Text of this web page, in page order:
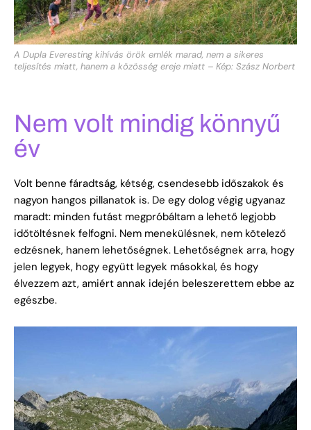
A Dupla Everesting kihívás örök emlék marad, nem a sikeres
teljesítés miatt, hanem a közösség ereje miatt – Kép: Szász Norbert
Nem volt mindig könnyű
év
Volt benne fáradtság, kétség, csendesebb időszakok és
nagyon hangos pillanatok is. De egy dolog végig ugyanaz
maradt: minden futást megpróbáltam a lehető legjobb
időtöltésnek felfogni. Nem menekülésnek, nem kötelező
edzésnek, hanem lehetőségnek. Lehetőségnek arra, hogy
jelen legyek, hogy együtt legyek másokkal, és hogy
élvezzem azt, amiért annak idején beleszerettem ebbe az
egészbe.